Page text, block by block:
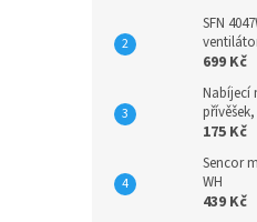
SFN
699 Kč
Nabíjecí
175 Kč
Sencor
WH
439 Kč